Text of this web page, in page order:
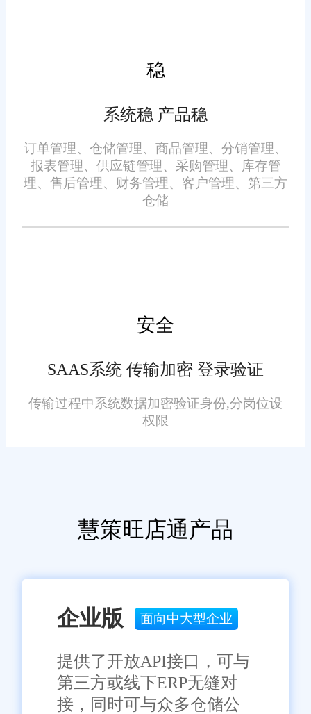
介绍，希望对您有所帮助。旺店
品牌服务商，拥有多年的产品管
理经验和售后服务，保障电商仓
库数据管理软件的正常使用，欢
迎前来咨询!
嫌侵犯知识产权时，请及时与我们联系，并提供身份证明、权属证
明及详细不实或侵权情况证明，我们将尽快处理。
稳
系统稳 产品稳
订单管理、仓储管理、商品管理、分销管理、
报表管理、供应链管理、采购管理、库存管
理、售后管理、财务管理、客户管理、第三方
仓储
安全
SAAS系统 传输加密 登录验证
传输过程中系统数据加密验证身份,分岗位设
权限
慧策旺店通产品
企业版 面向中大型企业
提供了开放API接口，可与
第三方或线下ERP无缝对
接，同时可与众多仓储公